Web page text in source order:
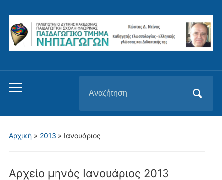
Εναλλαγή
μενού
για
για:
Αρχική» 2013 » Ιανουάριος
Αρχείο μηνός Ιανουάριος 2013